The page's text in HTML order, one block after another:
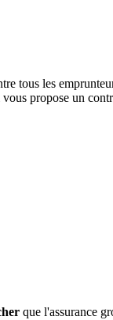
tous les
propose un
que l'assurance